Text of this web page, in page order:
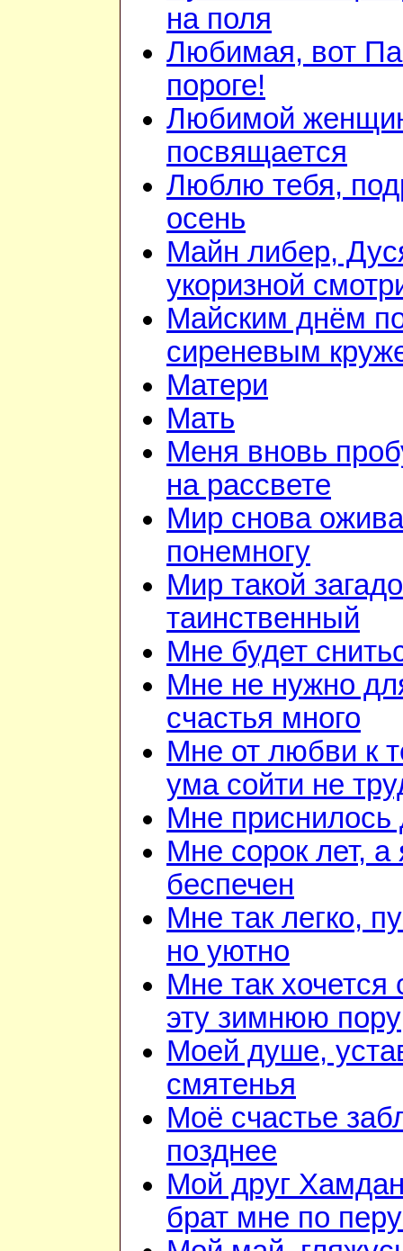
на поля
Любимая, вот
пороге!
Любимой
посвящается
Люблю тебя,
осень
Майн либер,
укоризной
Майским днём
сиреневым
Матери
Мать
Меня вновь
на рассвете
Мир снова
понемногу
Мир такой
таинственный
Мне будет
Мне не нужно
счастья много
Мне от любви к
ума сойти не
Мне приснилось
Мне сорок лет, а
беспечен
Мне так легко,
но уютно
Мне так хочется
эту зимнюю пору
Моей душе,
смятенья
Моё счастье
позднее
Мой друг
брат мне по